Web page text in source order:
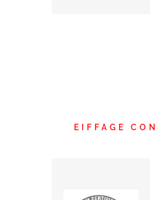
EIFFAGE